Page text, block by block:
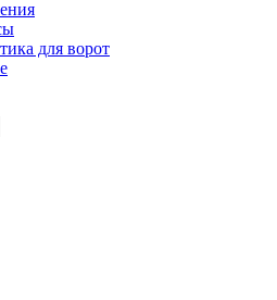
для ворот